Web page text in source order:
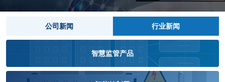
公司新闻 行业新闻
智慧监管产品